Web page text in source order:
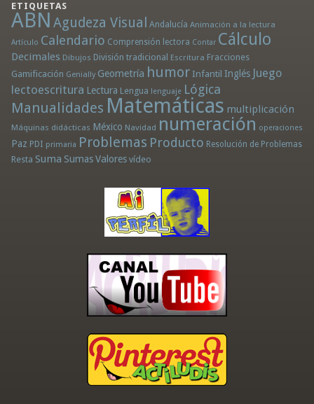
ETIQUETAS
ABN Agudeza Visual Andalucía Animación a la lectura
Artículo Calendario Comprensión lectora Contar Cálculo
Decimales Dibujos División tradicional Escritura Fracciones
Gamificación Genially Geometría humor Infantil Inglés Juego
lectoescritura Lectura Lengua lenguaje Lógica
Manualidades Matemáticas multiplicación
Máquinas didácticas México Navidad numeración operaciones
Paz PDI primaria Problemas Producto Resolución de Problemas
Resta Suma Sumas Valores vídeo